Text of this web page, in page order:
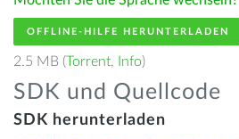
OFFLINE-HILFE HERUNTERLADEN
2.5 MB (Torrent, Info)
SDK und Quellcode
SDK herunterladen